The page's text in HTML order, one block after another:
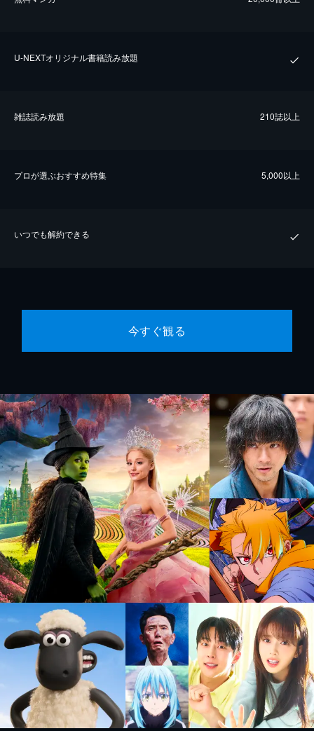
U-NEXTオリジナル書籍読み放題
雑誌読み放題 210誌以上
プロが選ぶおすすめ特集 5,000以上
いつでも解約できる
今すぐ観る